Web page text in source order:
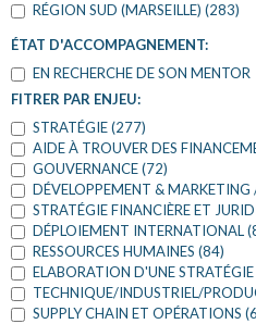
RÉGION SUD (MARSEILLE) (283)
ÉTAT D'ACCOMPAGNEMENT:
EN RECHERCHE DE SON MENTOR
FITRER PAR ENJEU:
STRATÉGIE (277)
AIDE À TROUVER DES
GOUVERNANCE (72)
DÉVELOPPEMENT &
STRATÉGIE FINANCIÈRE ET
DÉPLOIEMENT INTERNATIONAL
RESSOURCES HUMAINES (84)
ELABORATION D'UNE
TECHNIQUE/INDUSTRIEL/
SUPPLY CHAIN ET OPÉRATIONS